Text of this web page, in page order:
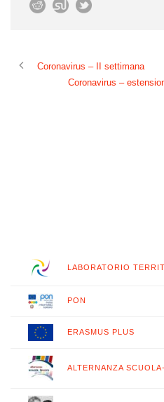
Coronavirus – II settimana
Coronavirus –
LABORATORIO
PON
ERASMUS PLUS
ALTERNANZA